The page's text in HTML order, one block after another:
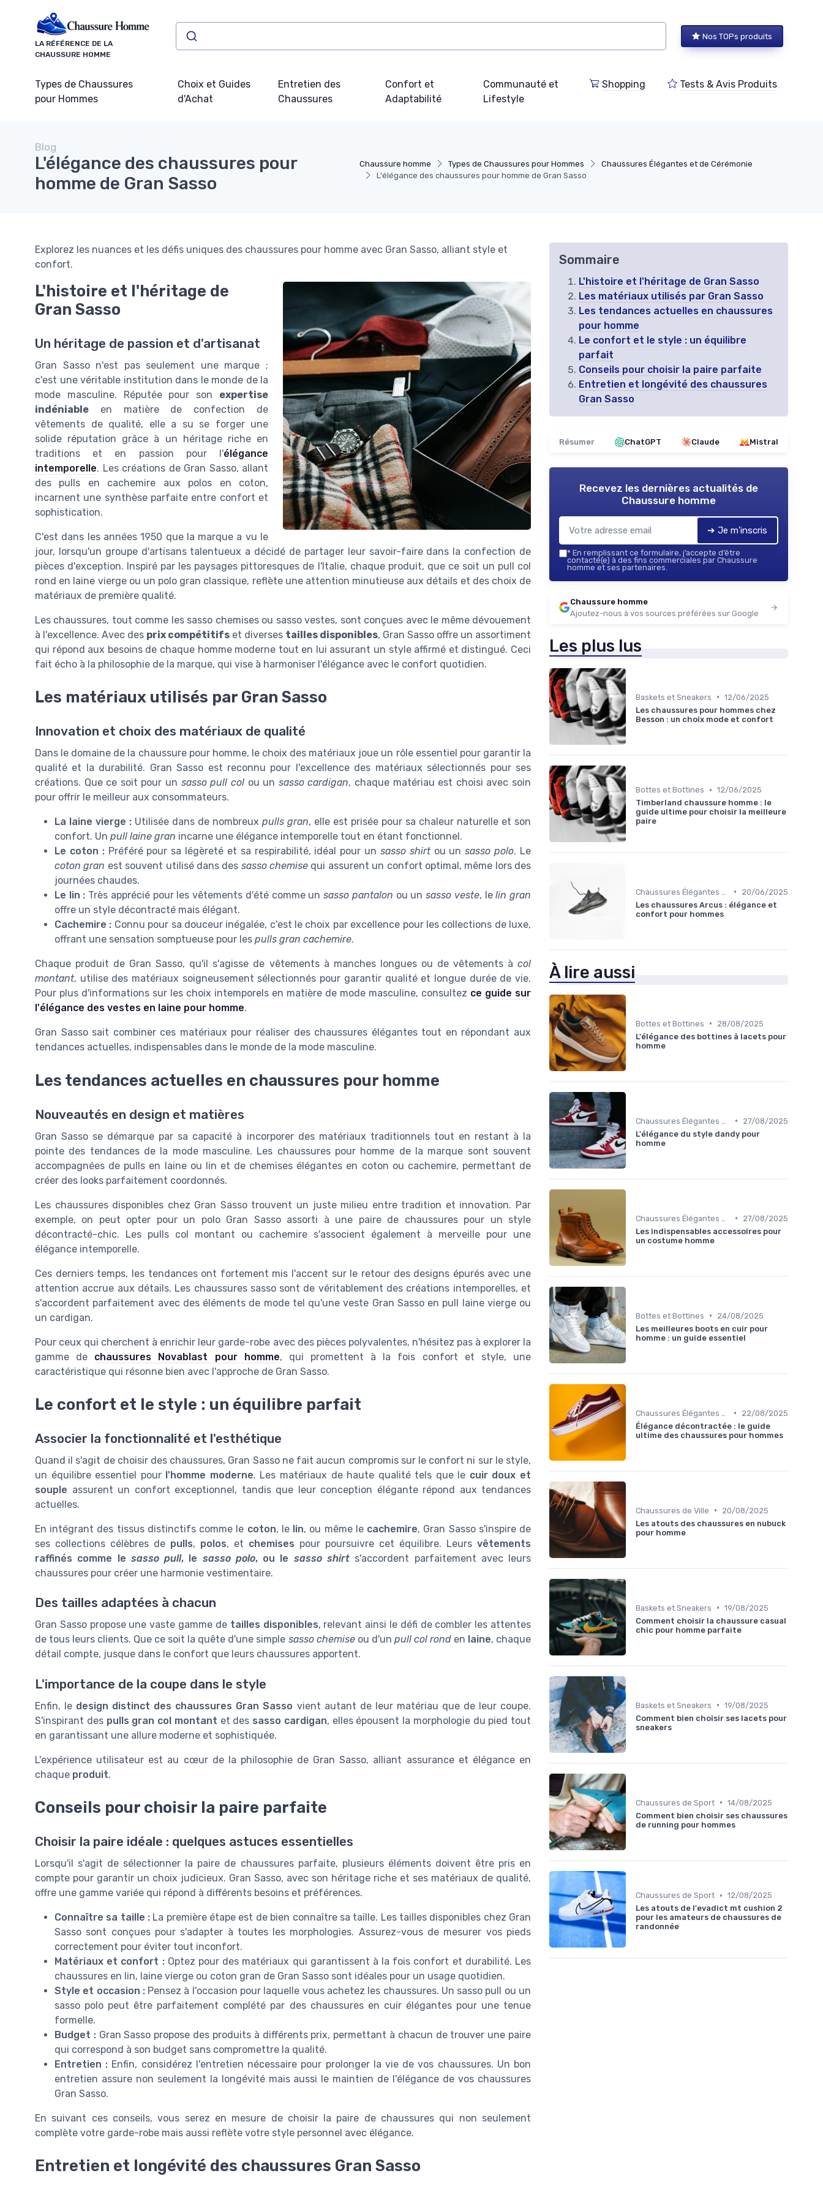
LA RÉFÉRENCE DE LA
CHAUSSURE HOMME
Nos TOPs produits
Types de Chaussures
pour Hommes
Choix et Guides
d'Achat
Entretien des
Chaussures
Confort et
Adaptabilité
Communauté et
Lifestyle
Shopping Tests & Avis Produits
Chaussure homme Types de Chaussures pour Hommes
Chaussures Élégantes et de Cérémonie
L'élégance des chaussures pour homme de Gran Sasso
Blog
L'élégance des chaussures pour
homme de Gran Sasso
Explorez les nuances et les défis uniques des chaussures pour homme avec Gran Sasso, alliant style et
confort.
L'histoire et l'héritage de
Gran Sasso
Un héritage de passion et d'artisanat
Gran Sasso n'est pas seulement une marque ;
c'est une véritable institution dans le monde de la
mode masculine. Réputée pour son expertise
indéniable en matière de confection de
vêtements de qualité, elle a su se forger une
solide réputation grâce à un héritage riche en
traditions et en passion pour l'élégance
intemporelle. Les créations de Gran Sasso, allant
des pulls en cachemire aux polos en coton,
incarnent une synthèse parfaite entre confort et
sophistication.
C'est dans les années 1950 que la marque a vu le
jour, lorsqu'un groupe d'artisans talentueux a décidé de partager leur savoir-faire dans la confection de
pièces d'exception. Inspiré par les paysages pittoresques de l'Italie, chaque produit, que ce soit un pull col
rond en laine vierge ou un polo gran classique, reflète une attention minutieuse aux détails et des choix de
matériaux de première qualité.
Les chaussures, tout comme les sasso chemises ou sasso vestes, sont conçues avec le même dévouement
à l'excellence. Avec des prix compétitifs et diverses tailles disponibles, Gran Sasso offre un assortiment
qui répond aux besoins de chaque homme moderne tout en lui assurant un style affirmé et distingué. Ceci
fait écho à la philosophie de la marque, qui vise à harmoniser l'élégance avec le confort quotidien.
Les matériaux utilisés par Gran Sasso
Innovation et choix des matériaux de qualité
Dans le domaine de la chaussure pour homme, le choix des matériaux joue un rôle essentiel pour garantir la
qualité et la durabilité. Gran Sasso est reconnu pour l'excellence des matériaux sélectionnés pour ses
créations. Que ce soit pour un sasso pull colou un sasso cardigan, chaque matériau est choisi avec soin
pour offrir le meilleur aux consommateurs.
La laine vierge : Utilisée dans de nombreux pulls gran, elle est prisée pour sa chaleur naturelle et son
confort. Un pull laine gran incarne une élégance intemporelle tout en étant fonctionnel.
Le coton :Préféré pour sa légèreté et sa respirabilité, idéal pour un sasso shirtou unsasso polo. Le
coton gran est souvent utilisé dans des sasso chemise qui assurent un confort optimal, même lors des
journées chaudes.
Le lin : Très apprécié pour les vêtements d'été comme unsasso pantalon ou unsasso veste, lelin gran
offre un style décontracté mais élégant.
Cachemire : Connu pour sa douceur inégalée, c'est le choix par excellence pour les collections de luxe,
offrant une sensation somptueuse pour les pulls gran cachemire.
Chaque produit de Gran Sasso, qu'il s'agisse de vêtements à manches longues ou de vêtements à col
montant, utilise des matériaux soigneusement sélectionnés pour garantir qualité et longue durée de vie.
Pour plus d'informations sur les choix intemporels en matière de mode masculine, consultez ce guide sur
l'élégance des vestes en laine pour homme.
Gran Sasso sait combiner ces matériaux pour réaliser des chaussures élégantes tout en répondant aux
tendances actuelles, indispensables dans le monde de la mode masculine.
Les tendances actuelles en chaussures pour homme
Nouveautés en design et matières
Gran Sasso se démarque par sa capacité à incorporer des matériaux traditionnels tout en restant à la
pointe des tendances de la mode masculine. Les chaussures pour homme de la marque sont souvent
accompagnées de pulls en laine ou lin et de chemises élégantes en coton ou cachemire, permettant de
créer des looks parfaitement coordonnés.
Les chaussures disponibles chez Gran Sasso trouvent un juste milieu entre tradition et innovation. Par
exemple, on peut opter pour un polo Gran Sasso assorti à une paire de chaussures pour un style
décontracté-chic. Les pulls col montant ou cachemire s'associent également à merveille pour une
élégance intemporelle.
Ces derniers temps, les tendances ont fortement mis l'accent sur le retour des designs épurés avec une
attention accrue aux détails. Les chaussures sasso sont de véritablement des créations intemporelles, et
s'accordent parfaitement avec des éléments de mode tel qu'une veste Gran Sasso en pull laine vierge ou
un cardigan.
Pour ceux qui cherchent à enrichir leur garde-robe avec des pièces polyvalentes, n'hésitez pas à explorer la
gamme de chaussures Novablast pour homme, qui promettent à la fois confort et style, une
caractéristique qui résonne bien avec l'approche de Gran Sasso.
Le confort et le style : un équilibre parfait
Associer la fonctionnalité et l'esthétique
Quand il s'agit de choisir des chaussures, Gran Sasso ne fait aucun compromis sur le confort ni sur le style,
un équilibre essentiel pour l'homme moderne. Les matériaux de haute qualité tels que le cuir doux et
souple assurent un confort exceptionnel, tandis que leur conception élégante répond aux tendances
actuelles.
En intégrant des tissus distinctifs comme le coton, le lin, ou même le cachemire, Gran Sasso s'inspire de
ses collections célèbres de pulls, polos, et chemises pour poursuivre cet équilibre. Leurs vêtements
raffinés comme le sasso pull, le sasso polo, ou le sasso shirt s'accordent parfaitement avec leurs
chaussures pour créer une harmonie vestimentaire.
Des tailles adaptées à chacun
Gran Sasso propose une vaste gamme de tailles disponibles, relevant ainsi le défi de combler les attentes
de tous leurs clients. Que ce soit la quête d'une simple sasso chemiseou d'un pull col ronden laine, chaque
détail compte, jusque dans le confort que leurs chaussures apportent.
L'importance de la coupe dans le style
Enfin, le design distinct des chaussures Gran Sasso vient autant de leur matériau que de leur coupe.
S'inspirant des pulls gran col montant et des sasso cardigan, elles épousent la morphologie du pied tout
en garantissant une allure moderne et sophistiquée.
L'expérience utilisateur est au cœur de la philosophie de Gran Sasso, alliant assurance et élégance en
chaque produit.
Conseils pour choisir la paire parfaite
Choisir la paire idéale : quelques astuces essentielles
Lorsqu'il s'agit de sélectionner la paire de chaussures parfaite, plusieurs éléments doivent être pris en
compte pour garantir un choix judicieux. Gran Sasso, avec son héritage riche et ses matériaux de qualité,
offre une gamme variée qui répond à différents besoins et préférences.
Connaître sa taille : La première étape est de bien connaître sa taille. Les tailles disponibles chez Gran
Sasso sont conçues pour s'adapter à toutes les morphologies. Assurez-vous de mesurer vos pieds
correctement pour éviter tout inconfort.
Matériaux et confort :Optez pour des matériaux qui garantissent à la fois confort et durabilité. Les
chaussures en lin, laine vierge ou coton gran de Gran Sasso sont idéales pour un usage quotidien.
Style et occasion :Pensez à l'occasion pour laquelle vous achetez les chaussures. Un sasso pull ou un
sasso polo peut être parfaitement complété par des chaussures en cuir élégantes pour une tenue
formelle.
Budget :Gran Sasso propose des produits à différents prix, permettant à chacun de trouver une paire
qui correspond à son budget sans compromettre la qualité.
Entretien : Enfin, considérez l'entretien nécessaire pour prolonger la vie de vos chaussures. Un bon
entretien assure non seulement la longévité mais aussi le maintien de l'élégance de vos chaussures
Gran Sasso.
En suivant ces conseils, vous serez en mesure de choisir la paire de chaussures qui non seulement
complète votre garde-robe mais aussi reflète votre style personnel avec élégance.
Entretien et longévité des chaussures Gran Sasso
Sommaire
L'histoire et l'héritage de Gran Sasso
Les matériaux utilisés par Gran Sasso
Les tendances actuelles en chaussures
pour homme
Le confort et le style : un équilibre
parfait
Conseils pour choisir la paire parfaite
Entretien et longévité des chaussures
Gran Sasso
Résumer ChatGPT Claude Mistral
Recevez les dernières actualités de
Chaussure homme
➔ Je m'inscris
* En remplissant ce formulaire, j’accepte d’être
contacté(e) à des fins commerciales par Chaussure
homme et ses partenaires.
Chaussure homme
Ajoutez-nous à vos sources préférées sur Google
Les plus lus
Baskets et Sneakers • 12/06/2025
Les chaussures pour hommes chez
Besson : un choix mode et confort
Bottes et Bottines • 12/06/2025
Timberland chaussure homme : le
guide ultime pour choisir la meilleure
paire
•
20/06/2025
Les chaussures Arcus : élégance et
confort pour hommes
À lire aussi
Bottes et Bottines •
28/08/2025
L'élégance des bottines à lacets pour
homme
•
27/08/2025
L'élégance du style dandy pour
homme
•
27/08/2025
Les indispensables accessoires pour
un costume homme
Bottes et Bottines •
24/08/2025
Les meilleures boots en cuir pour
homme : un guide essentiel
•
22/08/2025
Élégance décontractée : le guide
ultime des chaussures pour hommes
Chaussures de Ville •
20/08/2025
Les atouts des chaussures en nubuck
pour homme
Baskets et Sneakers • 19/08/2025
Comment choisir la chaussure casual
chic pour homme parfaite
Baskets et Sneakers • 19/08/2025
Comment bien choisir ses lacets pour
sneakers
Chaussures de Sport • 14/08/2025
Comment bien choisir ses chaussures
de running pour hommes
Chaussures de Sport • 12/08/2025
Les atouts de l'evadict mt cushion 2
pour les amateurs de chaussures de
randonnée